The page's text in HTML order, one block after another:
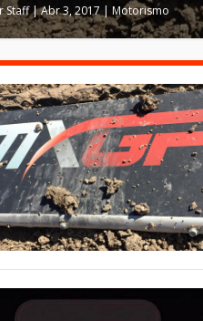
Staff|Abr 3, 2017| Motorismo